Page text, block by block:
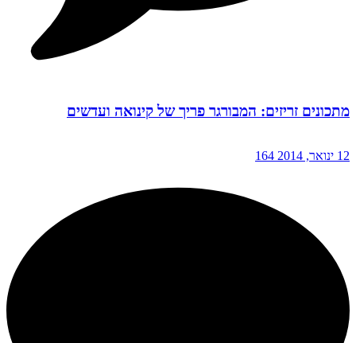
מתכונים זריזים: המבורגר פריך של קינואה ועדשים
12 ינואר, 2014 164